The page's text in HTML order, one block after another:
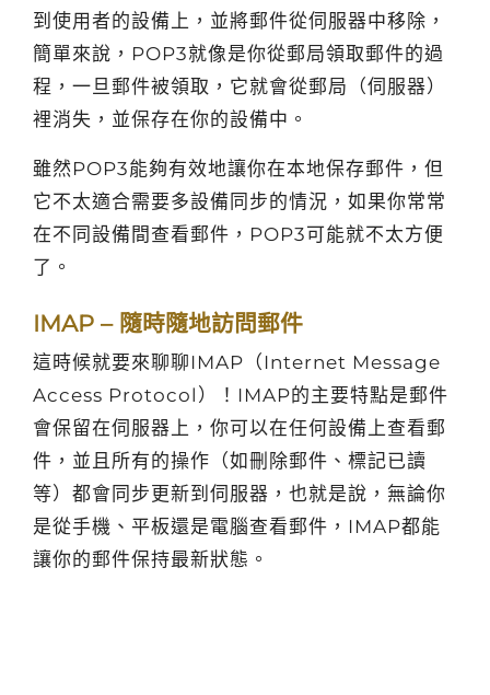
到使用者的設備上，並將郵件從伺服器中移除，
簡單來說，POP3就像是你從郵局領取郵件的過
程，一旦郵件被領取，它就會從郵局（伺服器）
裡消失，並保存在你的設備中。
雖然POP3能夠有效地讓你在本地保存郵件，但
它不太適合需要多設備同步的情況，如果你常常
在不同設備間查看郵件，POP3可能就不太方便
了。
IMAP – 隨時隨地訪問郵件
這時候就要來聊聊IMAP（Internet Message
Access Protocol）！IMAP的主要特點是郵件
會保留在伺服器上，你可以在任何設備上查看郵
件，並且所有的操作（如刪除郵件、標記已讀
等）都會同步更新到伺服器，也就是說，無論你
是從手機、平板還是電腦查看郵件，IMAP都能
讓你的郵件保持最新狀態。